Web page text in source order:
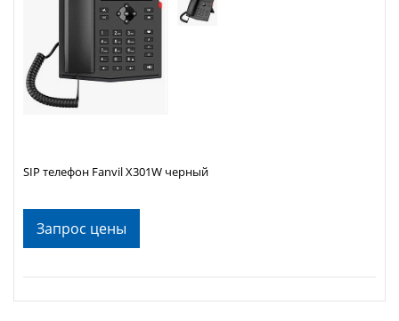
Запрос цены
SIP телефон Fanvil X301W черный